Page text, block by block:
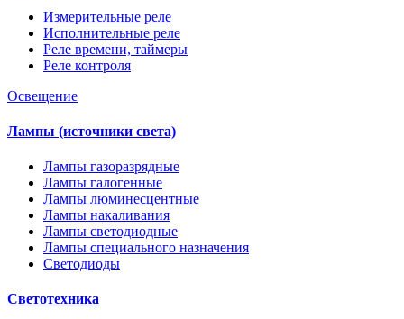
Измерительные реле
Исполнительные реле
Реле времени, таймеры
Реле контроля
Освещение
Лампы (источники света)
Лампы газоразрядные
Лампы галогенные
Лампы люминесцентные
Лампы накаливания
Лампы светодиодные
Лампы специального назначения
Светодиоды
Светотехника